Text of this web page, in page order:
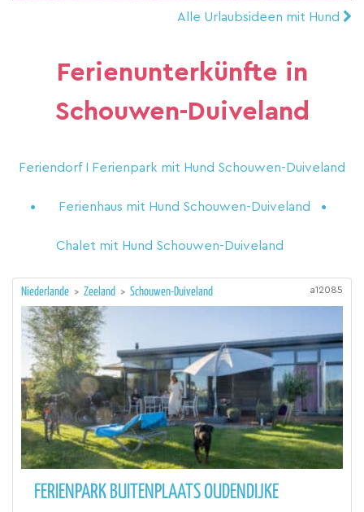
Alle Urlaubsideen mit Hund
Ferienunterkünfte in
Schouwen-Duiveland
Feriendorf I Ferienpark mit Hund Schouwen-Duiveland
Ferienhaus mit Hund Schouwen-Duiveland
Chalet mit Hund Schouwen-Duiveland
Niederlande > Zeeland > Schouwen-Duiveland a12085
FERIENPARK BUITENPLAATS OUDENDIJKE